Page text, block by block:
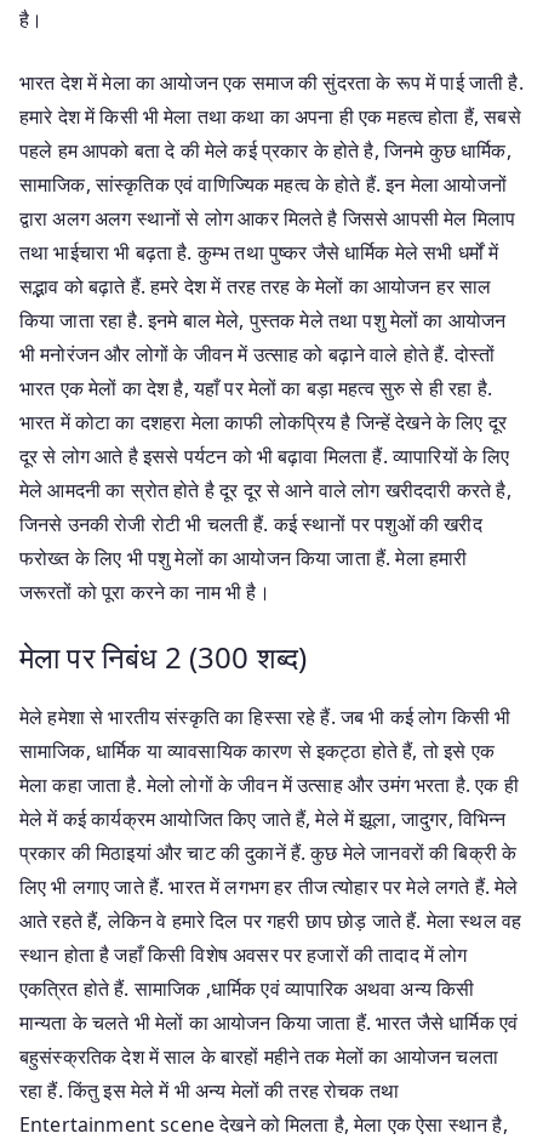
है।
भारत देश में मेला का आयोजन एक समाज की सुंदरता के रूप में पाई जाती है.
हमारे देश में किसी भी मेला तथा कथा का अपना ही एक महत्व होता हैं, सबसे
पहले हम आपको बता दे की मेले कई प्रकार के होते है, जिनमे कुछ धार्मिक,
सामाजिक, सांस्कृतिक एवं वाणिज्यिक महत्व के होते हैं. इन मेला आयोजनों
द्वारा अलग अलग स्थानों से लोग आकर मिलते है जिससे आपसी मेल मिलाप
तथा भाईचारा भी बढ़ता है. कुम्भ तथा पुष्कर जैसे धार्मिक मेले सभी धर्मों में
सद्भाव को बढ़ाते हैं. हमरे देश में तरह तरह के मेलों का आयोजन हर साल
किया जाता रहा है. इनमे बाल मेले, पुस्तक मेले तथा पशु मेलों का आयोजन
भी मनोरंजन और लोगों के जीवन में उत्साह को बढ़ाने वाले होते हैं. दोस्तों
भारत एक मेलों का देश है, यहाँ पर मेलों का बड़ा महत्व सुरु से ही रहा है.
भारत में कोटा का दशहरा मेला काफी लोकप्रिय है जिन्हें देखने के लिए दूर
दूर से लोग आते है इससे पर्यटन को भी बढ़ावा मिलता हैं. व्यापारियों के लिए
मेले आमदनी का स्रोत होते है दूर दूर से आने वाले लोग खरीददारी करते है,
जिनसे उनकी रोजी रोटी भी चलती हैं. कई स्थानों पर पशुओं की खरीद
फरोख्त के लिए भी पशु मेलों का आयोजन किया जाता हैं. मेला हमारी
जरूरतों को पूरा करने का नाम भी है।
मेला पर निबंध 2 (300 शब्द)
मेले हमेशा से भारतीय संस्कृति का हिस्सा रहे हैं. जब भी कई लोग किसी भी
सामाजिक, धार्मिक या व्यावसायिक कारण से इकट्ठा होते हैं, तो इसे एक
मेला कहा जाता है. मेलो लोगों के जीवन में उत्साह और उमंग भरता है. एक ही
मेले में कई कार्यक्रम आयोजित किए जाते हैं, मेले में झूला, जादुगर, विभिन्न
प्रकार की मिठाइयां और चाट की दुकानें हैं. कुछ मेले जानवरों की बिक्री के
लिए भी लगाए जाते हैं. भारत में लगभग हर तीज त्योहार पर मेले लगते हैं. मेले
आते रहते हैं, लेकिन वे हमारे दिल पर गहरी छाप छोड़ जाते हैं. मेला स्थल वह
स्थान होता है जहाँ किसी विशेष अवसर पर हजारों की तादाद में लोग
एकत्रित होते हैं. सामाजिक ,धार्मिक एवं व्यापारिक अथवा अन्य किसी
मान्यता के चलते भी मेलों का आयोजन किया जाता हैं. भारत जैसे धार्मिक एवं
बहुसंस्क्रतिक देश में साल के बारहों महीने तक मेलों का आयोजन चलता
रहा हैं. किंतु इस मेले में भी अन्य मेलों की तरह रोचक तथा
Entertainment scene देखने को मिलता है, मेला एक ऐसा स्थान है,